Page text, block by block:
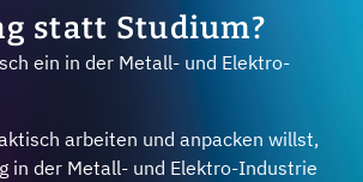
statt Studium?
ein in der Metall- und Elektro-
arbeiten und anpacken willst,
in der Metall- und Elektro-Industrie